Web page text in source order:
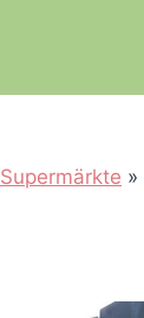
Supermärkte »